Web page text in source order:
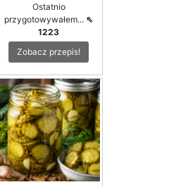
Ostatnio
przygotowywałem... ⇖
1223
Zobacz przepis!